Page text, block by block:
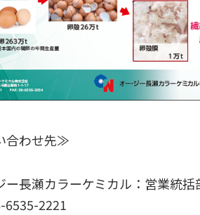
合わせ先≫
ー長瀬カラーケミカル：営業
6535-2221